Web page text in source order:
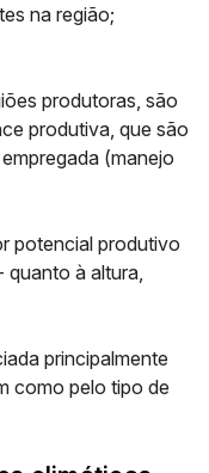
na região;
produtoras, são
produtiva, que são
(manejo
potencial produtivo
quanto à altura,
principalmente
como pelo tipo de